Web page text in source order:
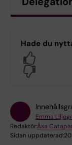
Hade du
Emma
Redaktör:Åsa
Sidan uppdaterad: